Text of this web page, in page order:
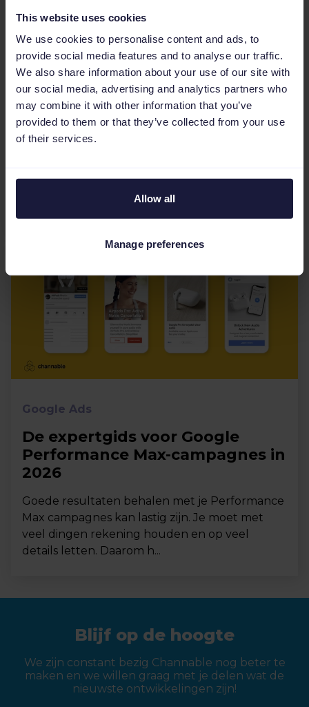
This website uses cookies
We use cookies to personalise content and ads, to
provide social media features and to analyse our traffic.
We also share information about your use of our site with
our social media, advertising and analytics partners who
may combine it with other information that you’ve
provided to them or that they’ve collected from your use
of their services.
Allow all
Manage preferences
Hoe haal je alles uit Search Ads
360? - TUI & Channable
catalogus/voorraad die op grote schaal...
Google Ads
De expertgids voor Google
Performance Max-campagnes in
2026
Goede resultaten behalen met je Performance
Max campagnes kan lastig zijn. Je moet met
veel dingen rekening houden en op veel
details letten. Daarom h...
Blijf op de hoogte
We zijn constant bezig Channable nog beter te
maken en we willen graag met je delen wat de
nieuwste ontwikkelingen zijn!